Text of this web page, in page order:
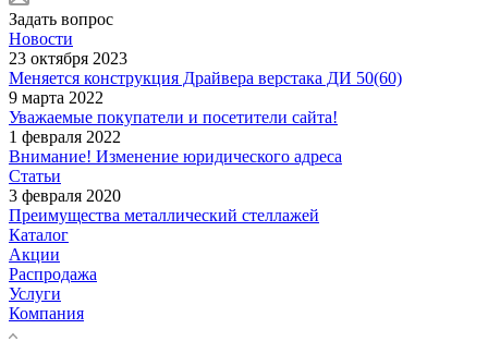
Задать вопрос
Новости
23 октября 2023
Меняется конструкция Драйвера верстака ДИ 50(60)
9 марта 2022
Уважаемые покупатели и посетители сайта!
1 февраля 2022
Внимание! Изменение юридического адреса
Статьи
3 февраля 2020
Преимущества металлический стеллажей
Каталог
Акции
Распродажа
Услуги
Компания